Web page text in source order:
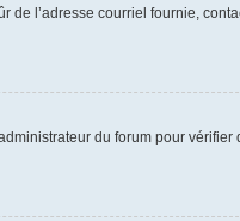
de l’adresse courriel fournie,
du forum pour vérifier